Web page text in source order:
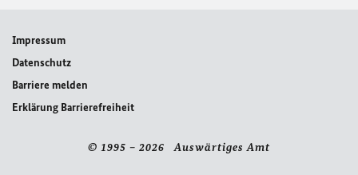
Impressum
Datenschutz
Barriere melden
Erklärung Barrierefreiheit
© 1995 – 2026 Auswärtiges Amt